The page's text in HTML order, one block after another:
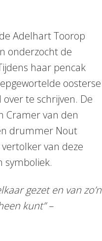
Adelhart Toorop
onderzocht de
haar pencak
oosterse
te schrijven. De
Cramer van den
drummer Nout
van deze
symboliek.
gezet en van zo’n
kunt” –